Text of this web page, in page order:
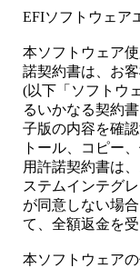
EFIソフトウェア
本ソフトウェア
諾契約書は、お
(以下「ソフトウ
るいかなる契約
子版の内容を確
トール、コピー
用許諾契約書は
ステムインテグ
が同意しない場
て、全額返金を
本ソフトウェア